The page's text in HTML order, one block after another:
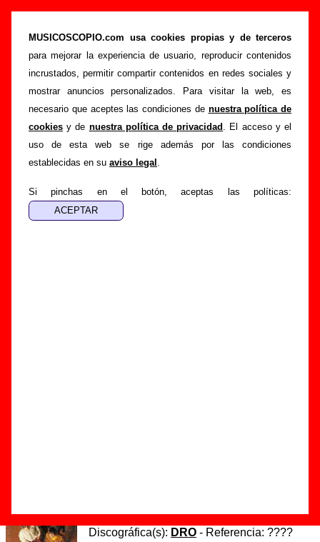
MUSICOSCOPIO.com usa cookies propias y de terceros
para mejorar la experiencia de usuario, reproducir contenidos
incrustados, permitir compartir contenidos en redes sociales y
mostrar anuncios personalizados. Para visitar la web, es
necesario que aceptes las condiciones de nuestra política de
cookies y de nuestra política de privacidad . El acceso y el
uso de esta web se rige además por las condiciones
establecidas en su aviso legal .
Si pinchas en el botón, aceptas las políticas:
“El alquiler”, canción de Los Flechazos (Letra
e información)
Portada >Los Flechazos > Canciones >El alquiler
Esta página pretende recopilar todo tipo de información
sobre lacanción "El alquiler" interpretada por
Flechazos. Además de su letra, también aparecerá
información sobre el autor o los autores, sobre los discos en
los que está incluido este tema, sobre la grabación del
encuentras errores o tienes información adicional, puedes
ayudar a
completar esta información
Grupo(s):Los Flechazos
Discográfica(s): DRO - Referencia: ????